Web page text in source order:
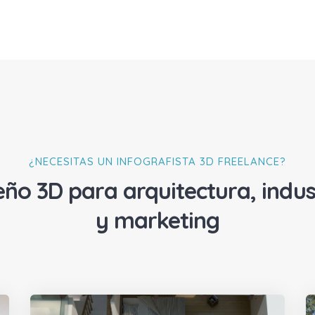
¿NECESITAS UN INFOGRAFISTA 3D FREELANCE?
3D para arquitectura,
y marketing